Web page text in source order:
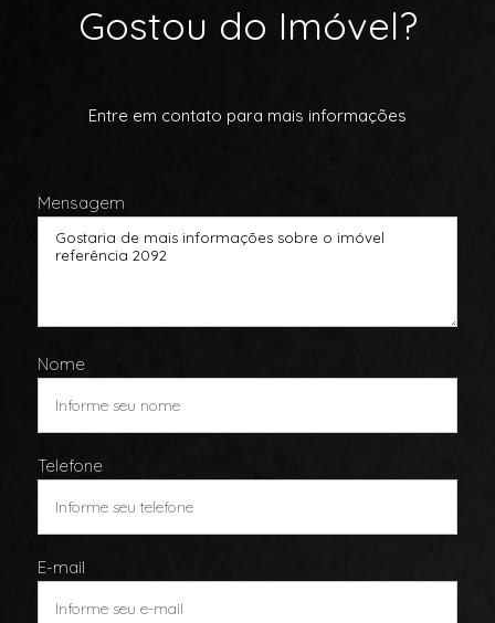
Gostou do Imóvel?
Entre em contato para mais informações
Mensagem
Nome
Telefone
E-mail